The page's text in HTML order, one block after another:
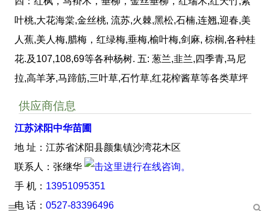
叶桃,大花海棠,金丝桃, 流苏,火棘,黑松,石楠,连翘,迎春,美
人蕉,美人梅,腊梅，红绿梅,垂梅,榆叶梅,剑麻, 棕榈,各种桂
花.及107,108,69等各种杨树. 五: 葱兰,韭兰,四季青,马尼
拉,高羊茅,马蹄筋,三叶草,石竹草,红花榨酱草等各类草坪
供应商信息
江苏沭阳中华苗圃
地 址：江苏省沭阳县颜集镇沙湾花木区
联系人：张继华
手 机： 13951095351
电 话： 0527-83396496